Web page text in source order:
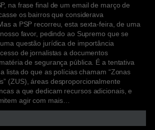
na frase final de um email de março de
os bairros que considerava
a PSP recorreu, esta sexta-feira, de uma
favor, pedindo ao Supremo que se
questão jurídica de importância
de jornalistas a documentos
de segurança pública. É a tentativa
lista do que as polícias chamam “Zonas
(ZUS), áreas desproporcionalmente
a que dedicam recursos adicionais, e
agir com mais…